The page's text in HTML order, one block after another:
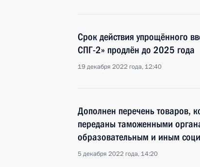
Срок действия упрощённого
СПГ-2» продлён до 2025 года
19 декабря 2022 года, 12:40
Дополнен перечень товаров,
переданы таможенными
образовательным и иным
5 декабря 2022 года, 14:20